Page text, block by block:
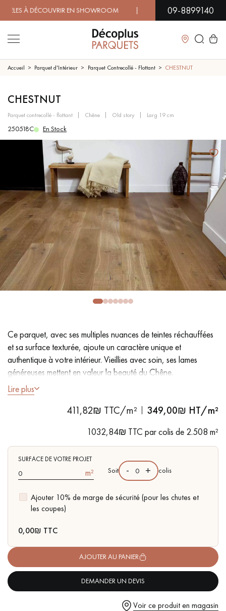
EN SHOWROOM | DISPONIBILITÉ09-8899140
Fermer
LES RECHERCHES LES PLUS COURANTES
PARQUET MASSIF
SOL PLAQUÉ BOIS VERITABLES
PARQUETS À MOTIFS
TRADITIONNELS
PARQUET EN BOIS EXOTIQUE PARQUET VERNIS
PARQUET HUILÉ PARQUET EN BOIS BRUT
PARQUET VIEILLI PARQUET EN CHÊNE FUMÉ
PARQUET LAMES LARGES XXL PARQUET EN CHÊNE
ACCESSOIRES PARQUET
Nos conseillers sont disponibles au
09-8899140
pas dans le choix et la pose de votre parquet.
Un expert Décoplus Parquets vous appelle
Demandez un rendez-vous personnalisé
Accueil Parquet d'Intérieur Parquet Contrecollé - Flottant CHESTNUT
CHESTNUT
parquet contrecollé - flottant chêne old story larg 19 cm
250518C En Stock
Ce parquet, avec ses multiples nuances de teintes réchauffées
et sa surface texturée, ajoute un caractère unique et
authentique à votre intérieur. Vieillies avec soin, ses lames
généreuses mettent en valeur la beauté du Chêne.
- Lames largeur XL 19 cm
- Choix Authentic - Nœuds, gerces, fissures colmatées,
aubiers
Lire plus
411,82₪ TTC/m² 349,00₪ HT/m²
1032,84₪ TTC par colis de 2.508 m²
SURFACE DE VOTRE PROJET
m²
Ajouter 10% de marge de sécurité (pour les chutes et
les coupes)
Soit - + colis
0,00₪ TTC
AJOUTER AU PANIER
DEMANDER UN DEVIS
Voir ce produit en magasin